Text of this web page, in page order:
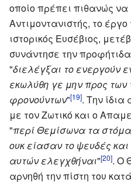
οποίο πρέπει πιθανώς
Αντιμοντανιστής, το
ιστορικός Ευσέβιος,
συνάντησε την
"διελέγξαι το ενεργούν
εκωλύθη γε μην προς των
φρονούντων"[19]. Την
με τον Ζωτικό και ο
"περί Θεμίσωνα τα
ουκ είασαν το ψευδές
αυτών ελεγχθήναι"[20]. Ο
αρνηθή την πίστη του